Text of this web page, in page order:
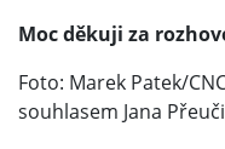
Moc děkuji za
Foto: Marek Patek/
souhlasem Jana